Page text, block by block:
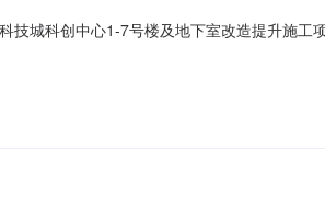
城科创中心1-7号楼及地下室改造提升施
名称：浙江中晨建设有限公司，报价：